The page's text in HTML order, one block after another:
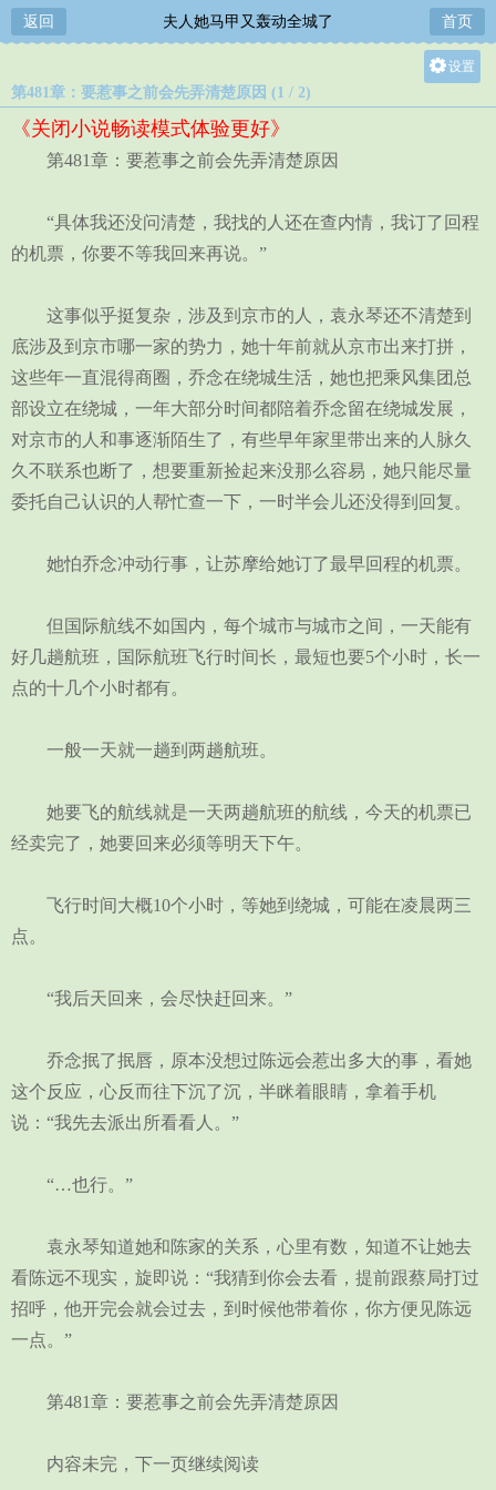
返回 夫人她马甲又轰动全城了 首页
设置
第481章：要惹事之前会先弄清楚原因 (1 / 2)
《关闭小说畅读模式体验更好》
第481章：要惹事之前会先弄清楚原因
“具体我还没问清楚，我找的人还在查内情，我订了回程
的机票，你要不等我回来再说。”
这事似乎挺复杂，涉及到京市的人，袁永琴还不清楚到
底涉及到京市哪一家的势力，她十年前就从京市出来打拼，
这些年一直混得商圈，乔念在绕城生活，她也把乘风集团总
部设立在绕城，一年大部分时间都陪着乔念留在绕城发展，
对京市的人和事逐渐陌生了，有些早年家里带出来的人脉久
久不联系也断了，想要重新捡起来没那么容易，她只能尽量
委托自己认识的人帮忙查一下，一时半会儿还没得到回复。
她怕乔念冲动行事，让苏摩给她订了最早回程的机票。
但国际航线不如国内，每个城市与城市之间，一天能有
好几趟航班，国际航班飞行时间长，最短也要5个小时，长一
点的十几个小时都有。
一般一天就一趟到两趟航班。
她要飞的航线就是一天两趟航班的航线，今天的机票已
经卖完了，她要回来必须等明天下午。
飞行时间大概10个小时，等她到绕城，可能在凌晨两三
点。
“我后天回来，会尽快赶回来。”
乔念抿了抿唇，原本没想过陈远会惹出多大的事，看她
这个反应，心反而往下沉了沉，半眯着眼睛，拿着手机
说：“我先去派出所看看人。”
“…也行。”
袁永琴知道她和陈家的关系，心里有数，知道不让她去
看陈远不现实，旋即说：“我猜到你会去看，提前跟蔡局打过
招呼，他开完会就会过去，到时候他带着你，你方便见陈远
一点。”
第481章：要惹事之前会先弄清楚原因
内容未完，下一页继续阅读